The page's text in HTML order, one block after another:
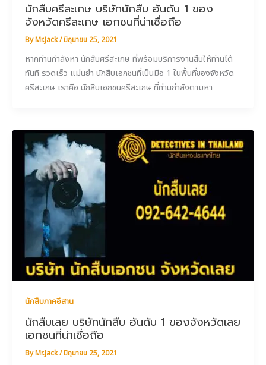
นักสืบศรีสะเกษ บริษัทนักสืบ อันดับ 1 ของ
จังหวัดศรีสะเกษ เอกชนที่น่าเชื่อถือ
ByMr.Jack/มิถุนายน 25, 2021
หากท่านกำลังหา นักสืบศรีสะเกษ ที่พร้อมบริการงานสืบให้ท่านได้
ทันที รวดเร็ว แม่นยำ นักสืบเอกชนที่เป็นมือ 1 ในพื้นที่ของจังหวัด
ศรีสะเกษ เราคือ นักสืบเอกชนศรีสะเกษ ที่ท่านกำลังตามหา
นักสืบภาคอีสาน
นักสืบเลย บริษัทนักสืบ อันดับ 1 ของจังหวัดเลย
เอกชนที่น่าเชื่อถือ
ByMr.Jack/มิถุนายน 25, 2021